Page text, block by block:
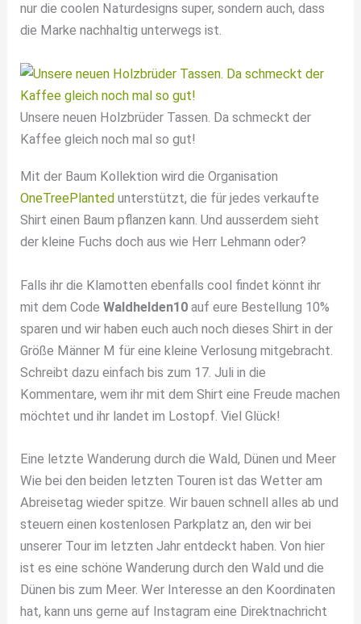
nur die coolen Naturdesigns super, sondern auch, dass
die Marke nachhaltig unterwegs ist.
Unsere neuen Holzbrüder Tassen. Da schmeckt der
Kaffee gleich noch mal so gut!
Mit der Baum Kollektion wird die Organisation
OneTreePlanted unterstützt, die für jedes verkaufte
Shirt einen Baum pflanzen kann. Und ausserdem sieht
der kleine Fuchs doch aus wie Herr Lehmann oder?
Falls ihr die Klamotten ebenfalls cool findet könnt ihr
mit dem CodeWaldhelden10 auf eure Bestellung 10%
sparen und wir haben euch auch noch dieses Shirt in der
Größe Männer M für eine kleine Verlosung mitgebracht.
Schreibt dazu einfach bis zum 17. Juli in die
Kommentare, wem ihr mit dem Shirt eine Freude machen
möchtet und ihr landet im Lostopf. Viel Glück!
Eine letzte Wanderung durch die Wald, Dünen und Meer
Wie bei den beiden letzten Touren ist das Wetter am
Abreisetag wieder spitze. Wir bauen schnell alles ab und
steuern einen kostenlosen Parkplatz an, den wir bei
unserer Tour im letzten Jahr entdeckt haben. Von hier
ist es eine schöne Wanderung durch den Wald und die
Dünen bis zum Meer. Wer Interesse an den Koordinaten
hat, kann uns gerne auf Instagram eine Direktnachricht